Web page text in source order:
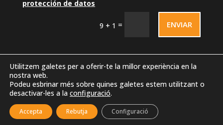
protección de datos
9 + 1 = ENVIAR
Utilitzem galetes per a oferir-te la millor experiència en la
nostra web.
Podeu esbrinar més sobre quines galetes estem utilitzant o
desactivar-les a la configuració.
Accepta Rebutja Configuració